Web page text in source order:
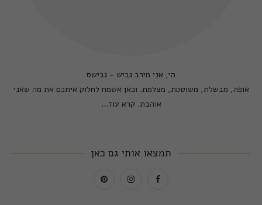
הי, אני מירב גביש - גבישס
אופה, מבשלת, משוטטת, מצלמת. וכאן אשמח לחלוק איתכם את מה שאני
אוהבת. קרא עוד...
תמצאו אותי גם כאן